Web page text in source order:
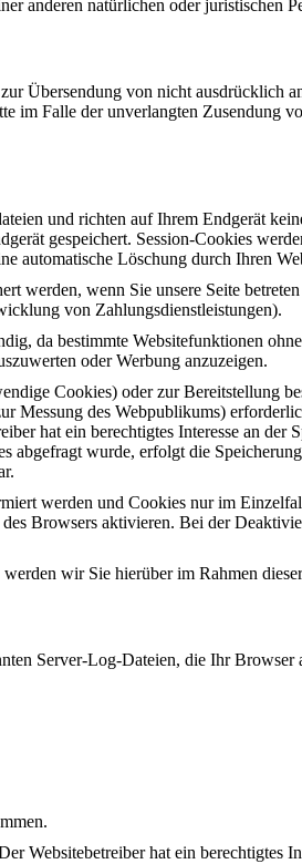
anderen natürlichen oder juristischen
Übersendung von nicht ausdrücklich
im Falle der unverlangten Zusendung
und richten auf Ihrem Endgerät
gespeichert. Session-Cookies
automatische Löschung durch Ihren
werden, wenn Sie unsere Seite
von Zahlungsdienstleistungen).
da bestimmte Websitefunktionen
oder Werbung anzuzeigen.
Cookies) oder zur Bereitstellung
Messung des Webpublikums)
hat ein berechtigtes Interesse an
wurde, erfolgt die
werden und Cookies nur im
Browsers aktivieren. Bei der
wir Sie hierüber im Rahmen
Server-Log-Dateien, die Ihr Browser
hat ein berechtigtes